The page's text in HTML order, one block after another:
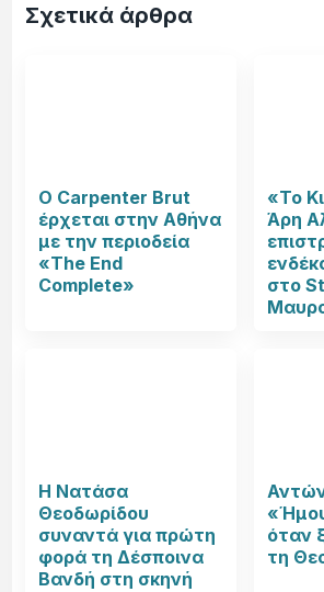
Σχετικά άρθρα
Ο Carpenter Brut
έρχεται στην Αθήνα
με την περιοδεία
«The End
Complete»
«Το
Άρη
στο
Η Νατάσα
Θεοδωρίδου
συναντά για πρώτη
φορά τη Δέσποινα
Βανδή στη σκηνή
όταν
τη